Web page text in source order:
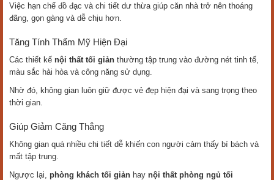
Việc hạn chế đồ đạc và chi tiết dư thừa giúp căn nhà trở nên thoáng
đãng, gọn gàng và dễ chịu hơn.
Tăng Tính Thẩm Mỹ Hiện Đại
Các thiết kế nội thất tối giản thường tập trung vào đường nét tinh tế,
màu sắc hài hòa và công năng sử dụng.
Nhờ đó, không gian luôn giữ được vẻ đẹp hiện đại và sang trọng theo
thời gian.
Giúp Giảm Căng Thẳng
Không gian quá nhiều chi tiết dễ khiến con người cảm thấy bí bách và
mất tập trung.
Ngược lại, phòng khách tối giản hay nội thất phòng ngủ tối